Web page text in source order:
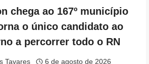
chega ao 167º município
o único candidato ao
a percorrer todo o RN
Tavares
6 de agosto de 2026